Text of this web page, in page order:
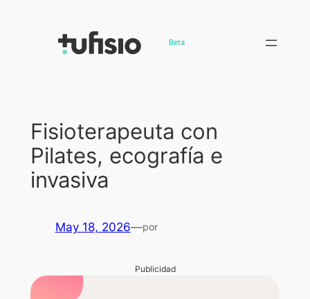
Beta
Fisioterapeuta con
Pilates, ecografía e
invasiva
May 18, 2026—por
Publicidad